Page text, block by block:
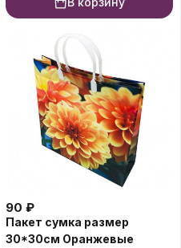
90 ₽
Пакет сумка размер
30*30см Оранжевые